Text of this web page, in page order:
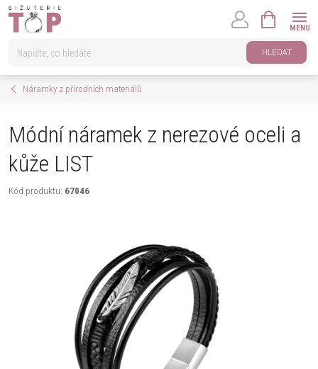
Přejít
HLEDAT
KOŠÍK
Náramky z přírodních materiálů
Módní náramek z nerezové oceli a
kůže LIST
Kód produktu: 67046